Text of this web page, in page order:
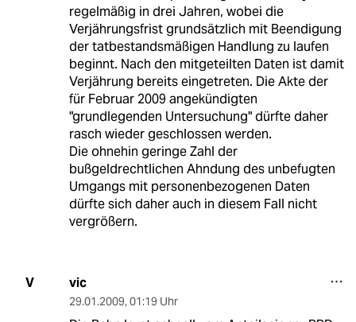
regelmäßig in drei Jahren, wobei die
Verjährungsfrist grundsätzlich mit Beendigung
der tatbestandsmäßigen Handlung zu laufen
beginnt. Nach den mitgeteilten Daten ist damit
Verjährung bereits eingetreten. Die Akte der
für Februar 2009 angekündigten
"grundlegenden Untersuchung" dürfte daher
rasch wieder geschlossen werden.
Die ohnehin geringe Zahl der
bußgeldrechtlichen Ahndung des unbefugten
Umgangs mit personenbezogenen Daten
dürfte sich daher auch in diesem Fall nicht
vergrößern.
V vic
29.01.2009, 01:19 Uhr